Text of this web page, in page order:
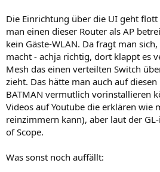
Die Einrichtung über die UI geht
man einen dieser Router als AP
kein Gäste-WLAN. Da fragt man
macht - achja richtig, dort klappt es
Mesh das einen verteilten Switch
zieht. Das hätte man auch auf
BATMAN vermutlich vorinstallieren
Videos auf Youtube die erklären wie
reinzimmern kann), aber laut der
of Scope.
Was sonst noch auffällt: